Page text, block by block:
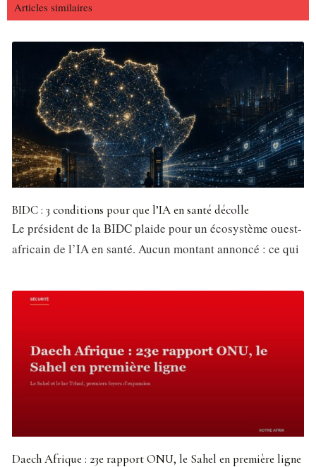
Articles similaires
BIDC : 3 conditions pour que l’IA en santé décolle
Le président de la BIDC plaide pour un écosystème ouest-
africain de l’IA en santé. Aucun montant annoncé : ce qui
Daech Afrique : 23e rapport ONU, le Sahel en première ligne